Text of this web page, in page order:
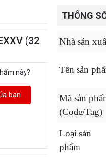
(32
này?
bạn
THÔNG
Nhà sản
Tên sản
Mã sản
(Code/Tag)
Loại sản
phẩm